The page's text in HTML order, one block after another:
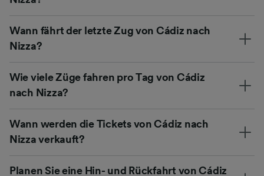
Wann fährt der letzte Zug von Cádiz nach
Nizza?
Wie viele Züge fahren pro Tag von Cádiz
nach Nizza?
Wann werden die Tickets von Cádiz nach
Nizza verkauft?
Planen Sie eine Hin- und Rückfahrt von Cádiz